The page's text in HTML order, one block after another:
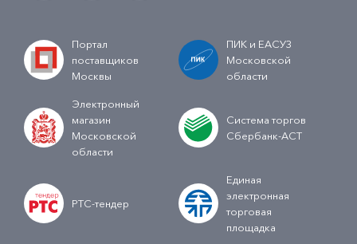
Портал
поставщиков
Москвы
ПИК и ЕАСУЗ
Московской
области
Электронный
магазин
Московской
области
Система торгов
Сбербанк-АСТ
РТС-тендер
Единая
электронная
торговая
площадка